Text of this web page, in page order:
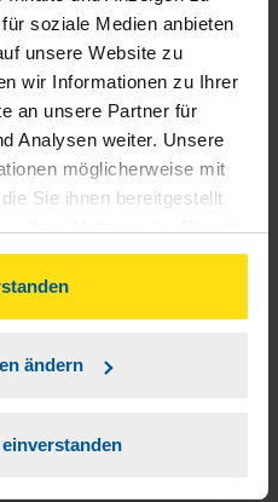
soziale Medien anbieten
unsere Website zu
wir Informationen zu Ihrer
an unsere Partner für
Analysen weiter. Unsere
möglicherweise mit
Sie ihnen bereitgestellt
auf Einverstanden klicken,
Cookies, gemäß
ändern
zu können, benötigen
eine Reihe von
beispielsweise die
Ihre
Rentenbescheid oder